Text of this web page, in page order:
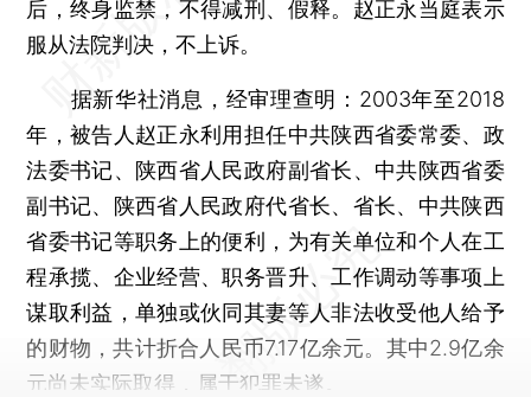
后，终身监禁，不得减刑、假释。赵正永当庭表示
服从法院判决，不上诉。
据新华社消息，经审理查明：2003年至2018
年，被告人赵正永利用担任中共陕西省委常委、政
法委书记、陕西省人民政府副省长、中共陕西省委
副书记、陕西省人民政府代省长、省长、中共陕西
省委书记等职务上的便利，为有关单位和个人在工
程承揽、企业经营、职务晋升、工作调动等事项上
谋取利益，单独或伙同其妻等人非法收受他人给予
的财物，共计折合人民币7.17亿余元。其中2.9亿余
元尚未实际取得，属于犯罪未遂。